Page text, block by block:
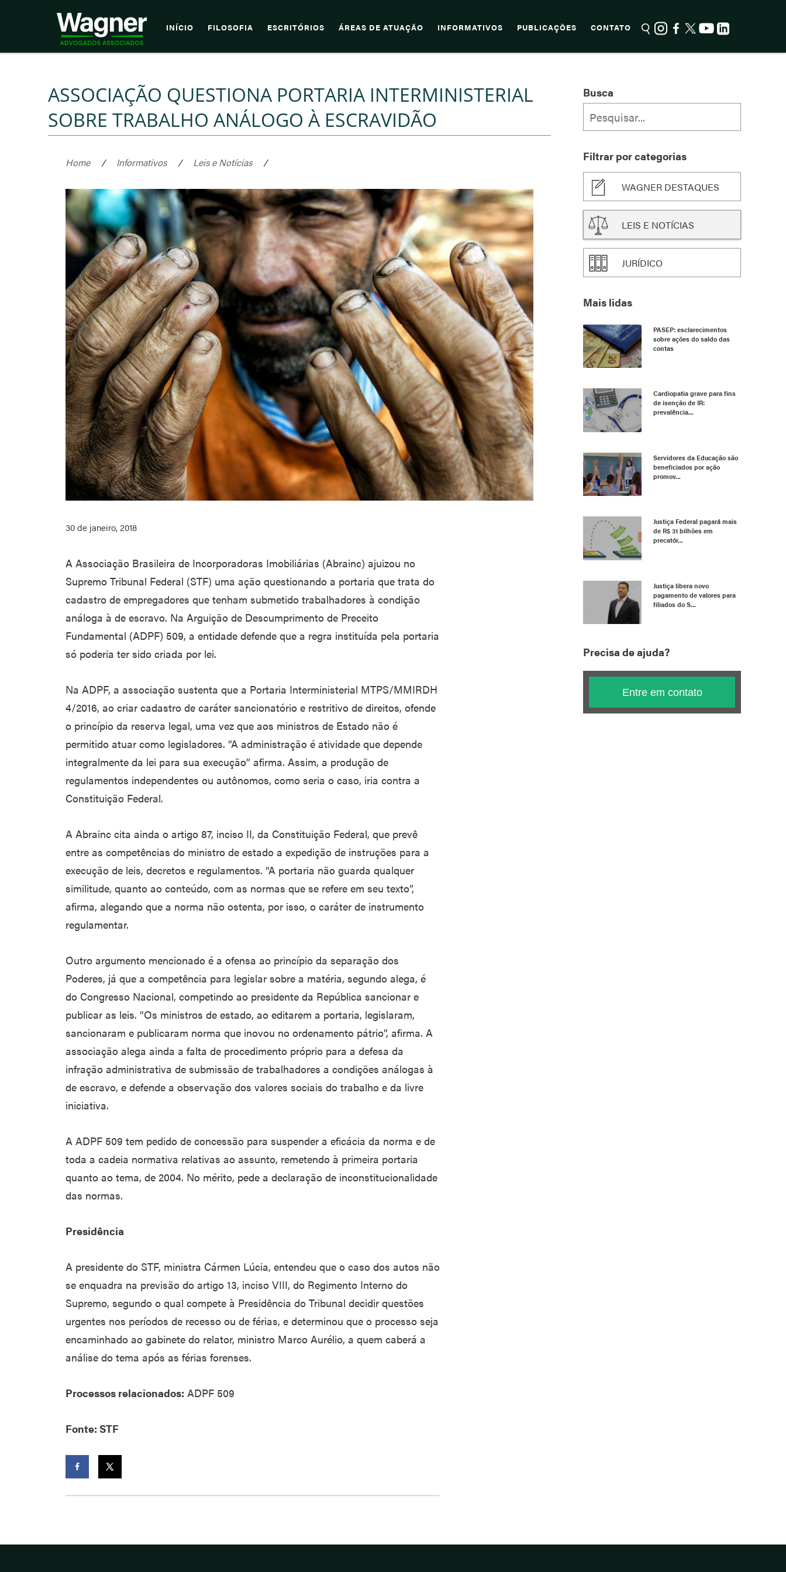
INÍCIO FILOSOFIA ESCRITÓRIOS ÁREAS DE ATUAÇÃO INFORMATIVOS PUBLICAÇÕES CONTATO
ASSOCIAÇÃO QUESTIONA PORTARIA INTERMINISTERIAL
SOBRE TRABALHO ANÁLOGO À ESCRAVIDÃO
Home / Informativos / Leis e Notícias /
30 de janeiro, 2018
A Associação Brasileira de Incorporadoras Imobiliárias (Abrainc) ajuizou no
Supremo Tribunal Federal (STF) uma ação questionando a portaria que trata do
cadastro de empregadores que tenham submetido trabalhadores à condição
análoga à de escravo. Na Arguição de Descumprimento de Preceito
Fundamental (ADPF) 509, a entidade defende que a regra instituída pela portaria
só poderia ter sido criada por lei.
Na ADPF, a associação sustenta que a Portaria Interministerial MTPS/MMIRDH
4/2016, ao criar cadastro de caráter sancionatório e restritivo de direitos, ofende
o princípio da reserva legal, uma vez que aos ministros de Estado não é
permitido atuar como legisladores. “A administração é atividade que depende
integralmente da lei para sua execução” afirma. Assim, a produção de
regulamentos independentes ou autônomos, como seria o caso, iria contra a
Constituição Federal.
A Abrainc cita ainda o artigo 87, inciso II, da Constituição Federal, que prevê
entre as competências do ministro de estado a expedição de instruções para a
execução de leis, decretos e regulamentos. “A portaria não guarda qualquer
similitude, quanto ao conteúdo, com as normas que se refere em seu texto”,
afirma, alegando que a norma não ostenta, por isso, o caráter de instrumento
regulamentar.
Outro argumento mencionado é a ofensa ao princípio da separação dos
Poderes, já que a competência para legislar sobre a matéria, segundo alega, é
do Congresso Nacional, competindo ao presidente da República sancionar e
publicar as leis. “Os ministros de estado, ao editarem a portaria, legislaram,
sancionaram e publicaram norma que inovou no ordenamento pátrio”, afirma. A
associação alega ainda a falta de procedimento próprio para a defesa da
infração administrativa de submissão de trabalhadores a condições análogas à
de escravo, e defende a observação dos valores sociais do trabalho e da livre
iniciativa.
A ADPF 509 tem pedido de concessão para suspender a eficácia da norma e de
toda a cadeia normativa relativas ao assunto, remetendo à primeira portaria
quanto ao tema, de 2004. No mérito, pede a declaração de inconstitucionalidade
das normas.
Presidência
A presidente do STF, ministra Cármen Lúcia, entendeu que o caso dos autos não
se enquadra na previsão do artigo 13, inciso VIII, do Regimento Interno do
Supremo, segundo o qual compete à Presidência do Tribunal decidir questões
urgentes nos períodos de recesso ou de férias, e determinou que o processo seja
encaminhado ao gabinete do relator, ministro Marco Aurélio, a quem caberá a
análise do tema após as férias forenses.
Processos relacionados: ADPF 509
Fonte: STF
Busca
Filtrar por categorias
WAGNER DESTAQUES
LEIS E NOTÍCIAS
JURÍDICO
Mais lidas
PASEP: esclarecimentos
sobre ações do saldo das
contas
Cardiopatia grave para fins
de isenção de IR:
prevalência...
Servidores da Educação são
beneficiados por ação
promov...
Justiça Federal pagará mais
de R$ 31 bilhões em
precatór...
Justiça libera novo
pagamento de valores para
filiados do S...
Precisa de ajuda?
Entre em contato